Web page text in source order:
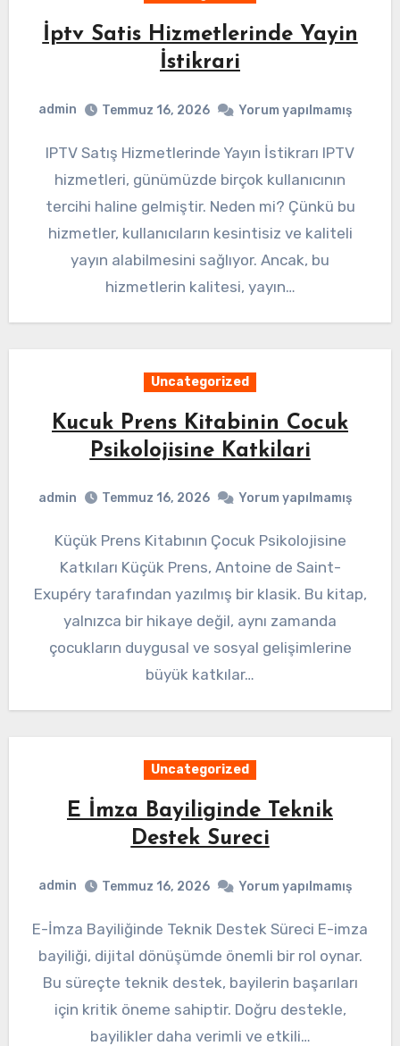
İptv Satis Hizmetlerinde Yayin
İstikrari
admin Temmuz 16, 2026 Yorum yapılmamış
IPTV Satış Hizmetlerinde Yayın İstikrarı IPTV
hizmetleri, günümüzde birçok kullanıcının
tercihi haline gelmiştir. Neden mi? Çünkü bu
hizmetler, kullanıcıların kesintisiz ve kaliteli
yayın alabilmesini sağlıyor. Ancak, bu
hizmetlerin kalitesi, yayın…
Uncategorized
Kucuk Prens Kitabinin Cocuk
Psikolojisine Katkilari
admin Temmuz 16, 2026 Yorum yapılmamış
Küçük Prens Kitabının Çocuk Psikolojisine
Katkıları Küçük Prens, Antoine de Saint-
Exupéry tarafından yazılmış bir klasik. Bu kitap,
yalnızca bir hikaye değil, aynı zamanda
çocukların duygusal ve sosyal gelişimlerine
büyük katkılar…
Uncategorized
E İmza Bayiliginde Teknik
Destek Sureci
admin Temmuz 16, 2026 Yorum yapılmamış
E-İmza Bayiliğinde Teknik Destek Süreci E-imza
bayiliği, dijital dönüşümde önemli bir rol oynar.
Bu süreçte teknik destek, bayilerin başarıları
için kritik öneme sahiptir. Doğru destekle,
bayilikler daha verimli ve etkili…